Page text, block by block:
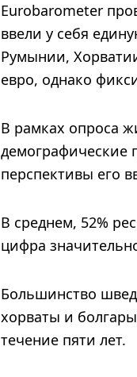
Eurobarometer
ввели у себя
Румынии,
евро, однако
В рамках опроса
демографические
перспективы его
В среднем, 52%
цифра
Большинство
хорваты и
течение пяти лет.